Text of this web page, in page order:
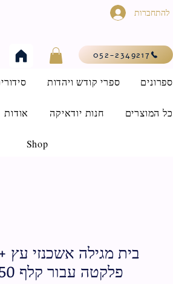
להתחברות
052-2349217
ספרי קודש ויהדות ספרונים
אודות חנות יודאיקה כל המוצרים
Shop
בית מגילה אשכנזי עץ
פלקטה עבור קלף 50 ס"מ